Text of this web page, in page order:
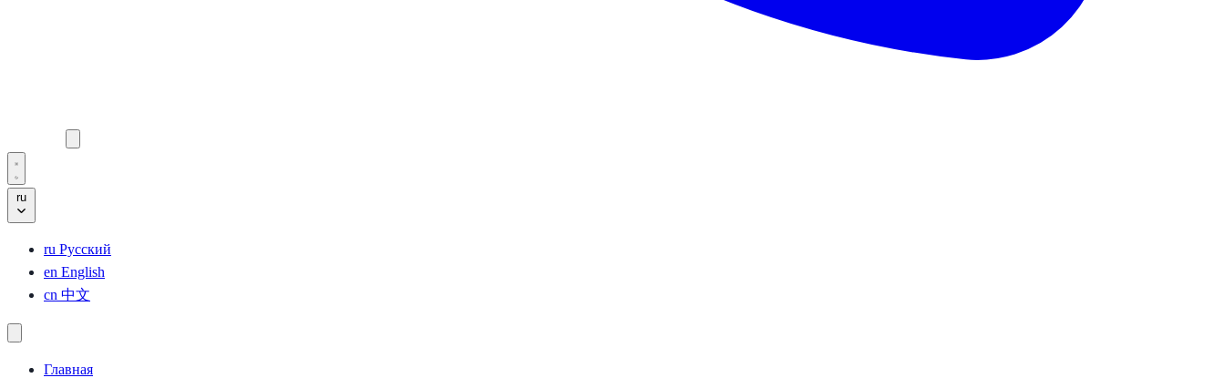
ru
ru Русский
en English
cn 中文
Главная